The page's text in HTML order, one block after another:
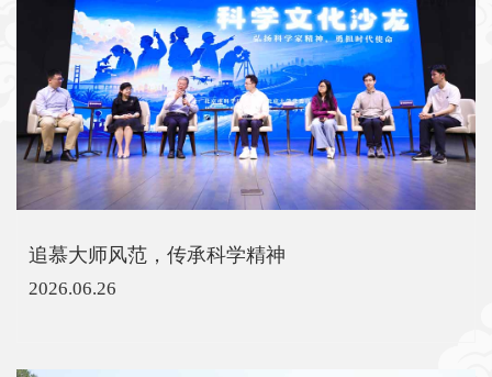
追慕大师风范，传承科学精神
2026.06.26